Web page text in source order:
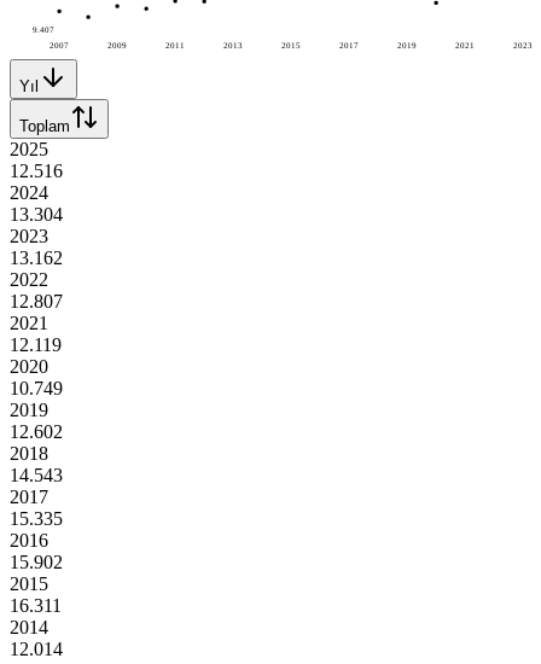
2007 2009 2011 2013 2015 2017 2019 2021 2023
9.407
Yıl
Toplam
2025
12.516
2024
13.304
2023
13.162
2022
12.807
2021
12.119
2020
10.749
2019
12.602
2018
14.543
2017
15.335
2016
15.902
2015
16.311
2014
12.014